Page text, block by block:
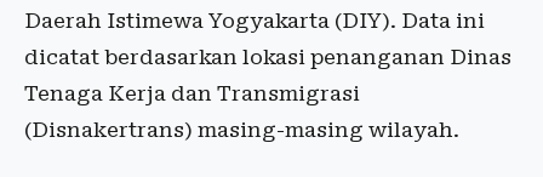
Daerah Istimewa Yogyakarta (DIY). Data ini
dicatat berdasarkan lokasi penanganan Dinas
Tenaga Kerja dan Transmigrasi
(Disnakertrans) masing-masing wilayah.